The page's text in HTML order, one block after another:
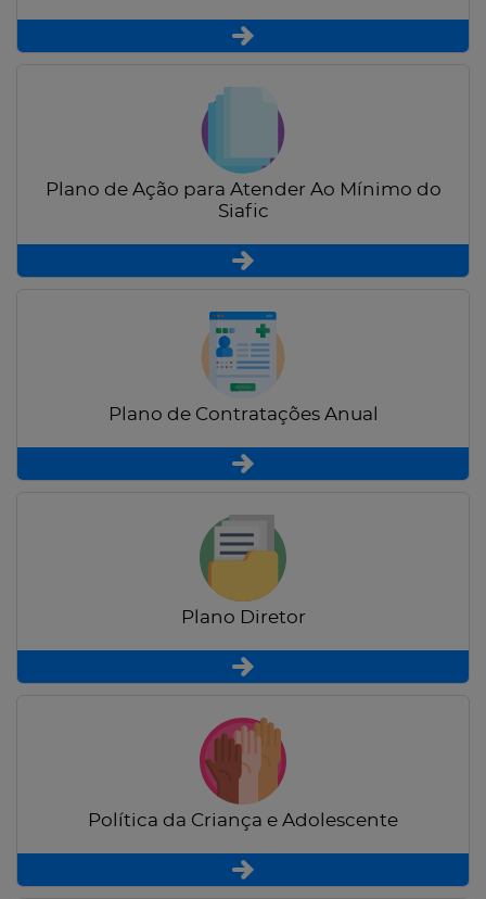
Plano de Ação para Atender Ao Mínimo do
Siafic
Plano de Contratações Anual
Plano Diretor
Política da Criança e Adolescente